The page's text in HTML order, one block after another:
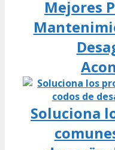
Mejores
Soluciona